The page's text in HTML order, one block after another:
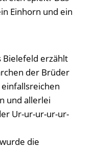
Einhorn und ein
Bielefeld erzählt
der Brüder
und allerlei
Ur-ur-ur-ur-ur-
die